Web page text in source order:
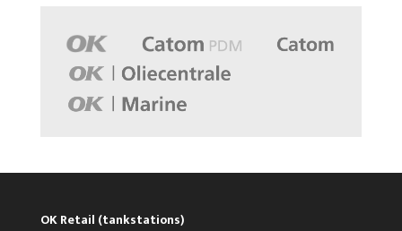
OK Retail (tankstations)